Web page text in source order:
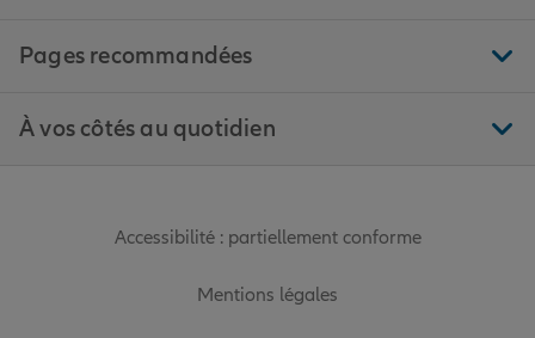
Pages recommandées
À vos côtés au quotidien
Accessibilité : partiellement conforme
Mentions légales